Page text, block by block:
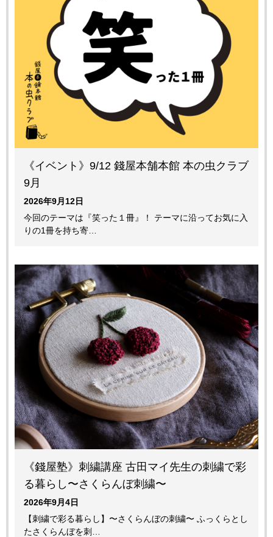
《イベント》9/12 錢屋本舗本館 本の虫クラブ
9月
2026年9月12日
今回のテーマは『笑った１冊』！ テーマに沿ってお気に入
りの1冊を持ち寄…
《錢屋塾》刺繍講座 古田マイ先生の刺繍で彩
る暮らし〜さくらんぼ刺繍〜
2026年9月4日
【刺繍で彩る暮らし】〜さくらんぼの刺繍〜 ふっくらとし
たさくらんぼを刺…